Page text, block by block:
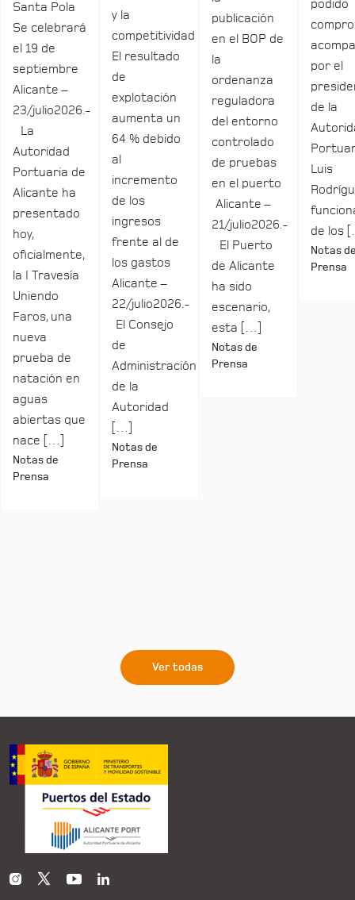
Santa Pola
Se celebrará
el 19 de
septiembre
Alicante –
23/julio2026.-
La
Autoridad
Portuaria de
Alicante ha
presentado
hoy,
oficialmente,
la I Travesía
Uniendo
Faros, una
nueva
prueba de
natación en
aguas
abiertas que
nace […]
Notas de
Prensa
y la
competitividad
El resultado
de
explotación
aumenta un
64 % debido
al
incremento
de los
ingresos
frente al de
los gastos
Alicante –
22/julio2026.-
El Consejo
de
Administración
de la
Autoridad
Notas de
Prensa
publicación
en el BOP de
la
ordenanza
reguladora
del entorno
controlado
de pruebas
en el puerto
Alicante –
21/julio2026.-
El Puerto
de Alicante
ha sido
escenario,
esta […]
Notas de
Prensa
podido
por el
de la
Luis
de los
Notas
Prensa
Ver todas